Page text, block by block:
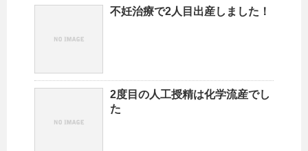
不妊治療で2人目出産しました！
2度目の人工授精は化学流産でし
た